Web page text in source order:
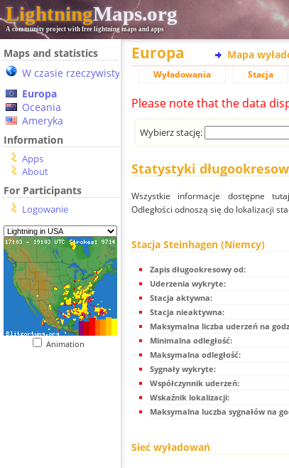
LightningMaps.org
A community project with free lightning maps and apps
Maps and statistics
W czasie rzeczywistym
Europa
Oceania
Ameryka
Information
Apps
About
For Participants
Logowanie
Animation
Europa Mapa
Wyładowania Stacja
Please note that the data
Wybierz stację:
Statystyki
Wszystkie informacje dostępne
Odległości odnoszą się do lokalizacji
Stacja Steinhagen (Niemcy)
Zapis długookresowy od:
Uderzenia wykryte:
Stacja aktywna:
Stacja nieaktywna:
Maksymalna liczba uderzeń na
Minimalna odległość:
Maksymalna odległość:
Sygnały wykryte:
Współczynnik uderzeń:
Wskaźnik lokalizacji:
Maksymalna luczba sygnałów na
Sieć wyładowań